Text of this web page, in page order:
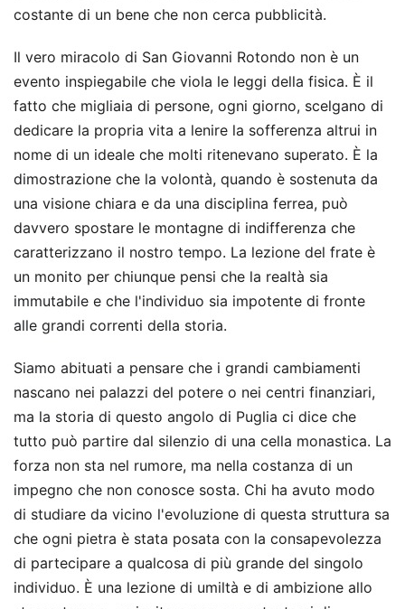
costante di un bene che non cerca pubblicità.
Il vero miracolo di San Giovanni Rotondo non è un
evento inspiegabile che viola le leggi della fisica. È il
fatto che migliaia di persone, ogni giorno, scelgano di
dedicare la propria vita a lenire la sofferenza altrui in
nome di un ideale che molti ritenevano superato. È la
dimostrazione che la volontà, quando è sostenuta da
una visione chiara e da una disciplina ferrea, può
davvero spostare le montagne di indifferenza che
caratterizzano il nostro tempo. La lezione del frate è
un monito per chiunque pensi che la realtà sia
immutabile e che l'individuo sia impotente di fronte
alle grandi correnti della storia.
Siamo abituati a pensare che i grandi cambiamenti
nascano nei palazzi del potere o nei centri finanziari,
ma la storia di questo angolo di Puglia ci dice che
tutto può partire dal silenzio di una cella monastica. La
forza non sta nel rumore, ma nella costanza di un
impegno che non conosce sosta. Chi ha avuto modo
di studiare da vicino l'evoluzione di questa struttura sa
che ogni pietra è stata posata con la consapevolezza
di partecipare a qualcosa di più grande del singolo
individuo. È una lezione di umiltà e di ambizione allo